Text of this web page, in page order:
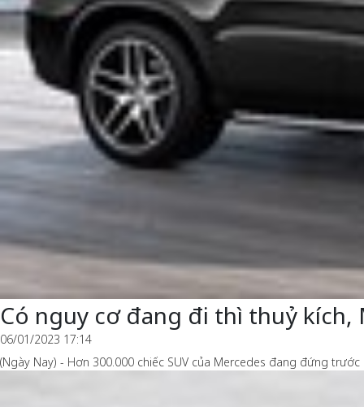
Có nguy cơ đang đi thì thuỷ kích,
06/01/2023 17:14
(Ngày Nay) - Hơn 300.000 chiếc SUV của Mercedes đang đứng